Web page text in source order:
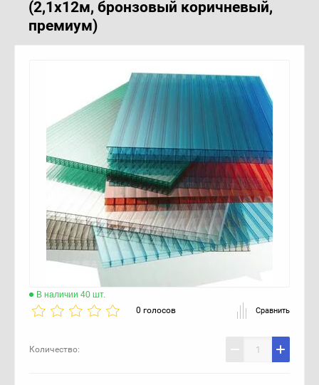
32 мм
Серебро
Зеленый
Резиновый уплотнитель
(2,1x12м, бронзовый коричневый,
премиум)
В наличии 40 шт.
0 голосов
Сравнить
Количество: